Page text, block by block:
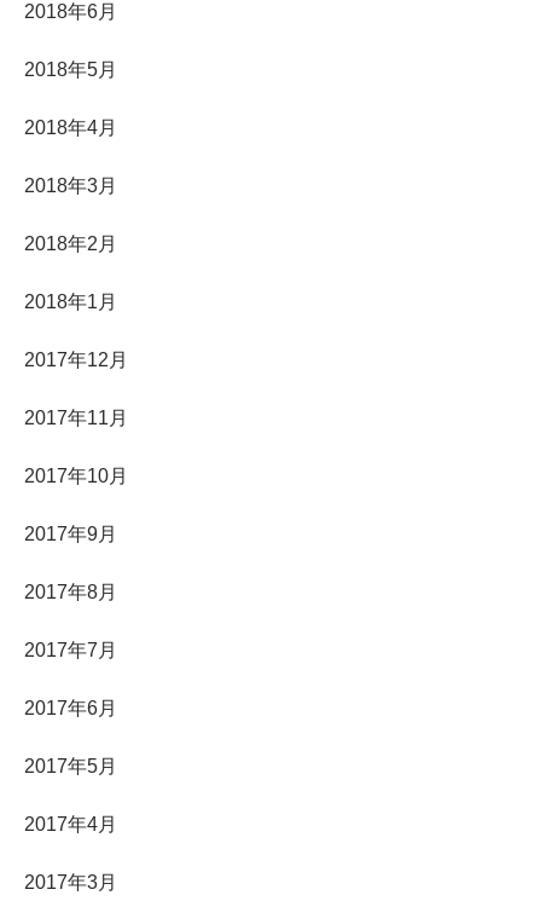
2018年6月
2018年5月
2018年4月
2018年3月
2018年2月
2018年1月
2017年12月
2017年11月
2017年10月
2017年9月
2017年8月
2017年7月
2017年6月
2017年5月
2017年4月
2017年3月